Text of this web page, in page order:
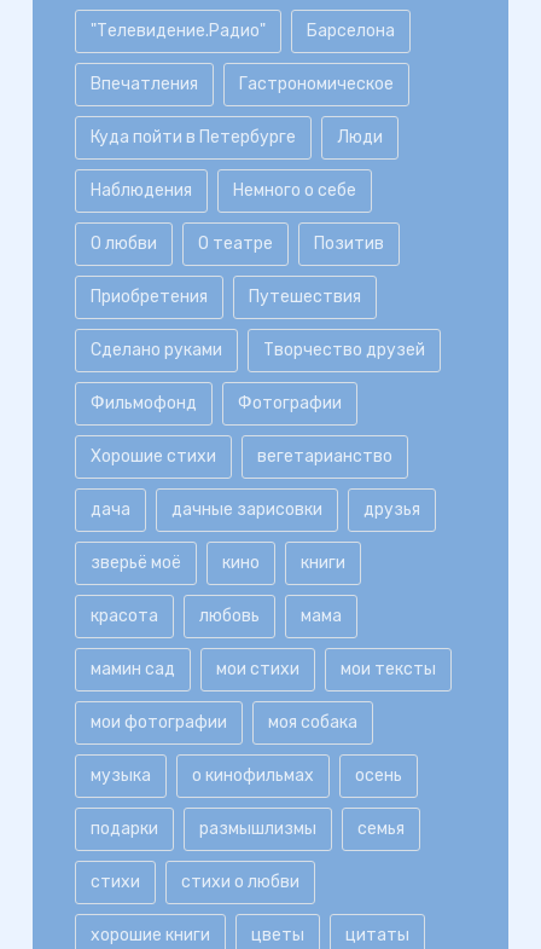
"Телевидение.Радио" Барселона
Впечатления Гастрономическое
Куда пойти в Петербурге Люди
Наблюдения Немного о себе
О любви О театре Позитив
Приобретения Путешествия
Сделано руками Творчество друзей
Фильмофонд Фотографии
Хорошие стихи вегетарианство
дача дачные зарисовки друзья
зверьё моё кино книги
красота любовь мама
мамин сад мои стихи мои тексты
мои фотографии моя собака
музыка о кинофильмах осень
подарки размышлизмы семья
стихи стихи о любви
хорошие книги цветы цитаты